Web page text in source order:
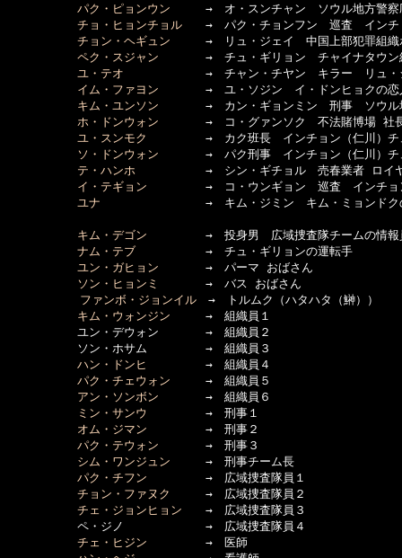
パク・ピョンウン →　オ・スンチャン　ソウル地方警察
チョ・ヒョンチョル →　パク・チョンフン　巡査　インチ
チョン・ヘギュン →　リュ・ジェイ　中国上部犯罪組織
ペク・スジャン →　チュ・ギリョン　チャイナタウン
ユ・テオ →　チャン・チヤン　キラー　リュ・ジ
イム・ファヨン →　ユ・ソジン　イ・ドンヒョクの恋
キム・ユンソン →　カン・ギョンミン　刑事　ソウル地
ホ・ドンウォン →　コ・グァンソク　不法賭博場 社長
ユ・スンモク
→　カク班長　インチョン（仁川）チュ
ソ・ドンウォン →　パク刑事　インチョン（仁川）チュ
テ・ハンホ →　シン・ギチョル　売春業者 ロイヤル
イ・テギョン →　コ・ウンギョン　巡査　インチョン
ユナ →　キム・ジミン　キム・ミョンドクの
キム・デゴン →　投身男　広域捜査隊チームの情報
ナム・テブ →　チュ・ギリョンの運転手
ユン・ガヒョン →　パーマ おばさん
ソン・ヒョンミ
→　バス おばさん
ファンボ・ジョンイル →　トルムク（ハタハタ（鰰））
キム・ウォンジン →　組織員１
ユン・デウォン　　　　→　組織員２
ソン・ホサム　　　　　→　組織員３
ハン・ドンヒ
→　組織員４
パク・チェウォン →　組織員５
アン・ソンボン →　組織員６
ミン・サンウ
→　刑事１
オム・ジマン →　刑事２
パク・テウォン →　刑事３
シム・ワンジュン →　刑事チーム長
パク・チフン →　広域捜査隊員１
チョン・ファヌク
→　広域捜査隊員２
チェ・ジョンヒョン →　広域捜査隊員３
ペ・ジノ　　　　　　　→　広域捜査隊員４
チェ・ヒジン →　医師